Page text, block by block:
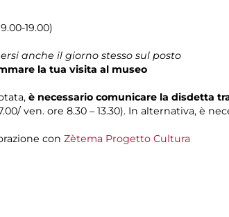
19.00)
anche il giorno stesso sul posto
la tua visita al museo
è necessario comunicare la disdetta
ven. ore 8.30 – 13.30). In alternativa, è
con Zètema Progetto Cultura